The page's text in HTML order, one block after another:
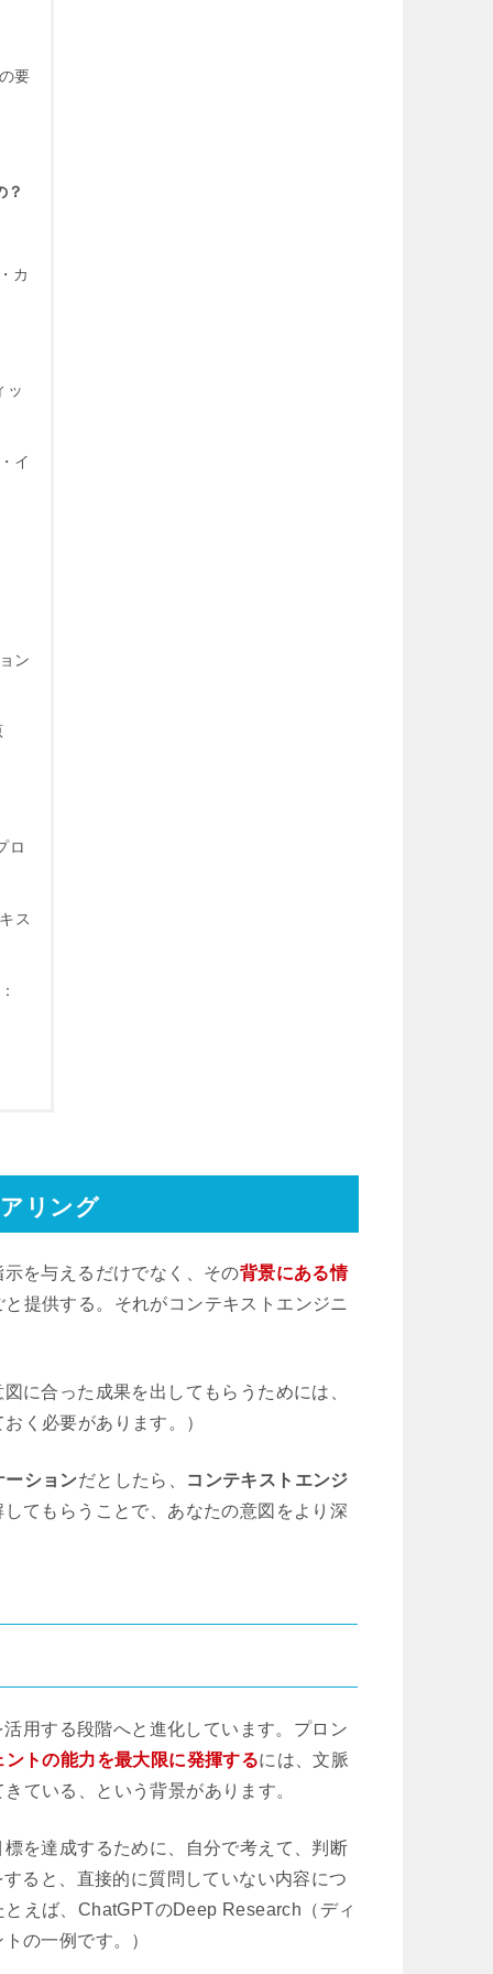
要
？
カ
ッ
イ
ン
ロ
ス
リング
を与えるだけでなく、その背景にある情
提供する。それがコンテキストエンジニ
に合った成果を出してもらうためには、
く必要があります。）
ーションだとしたら、
コンテキストエンジ
てもらうことで、あなたの意図をより深
活用する段階へと進化しています。プロン
トの能力を最大限に発揮するには、文脈
ている、という背景があります。
を達成するために、自分で考えて、判断
ると、直接的に質問していない内容につ
えば、ChatGPTのDeep Research（ディ
の一例です。）